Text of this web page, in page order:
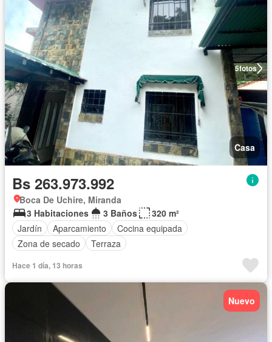
5fotos
Casa
Bs 263.973.992
Boca De Uchire, Miranda
3 Habitaciones
3 Baños
320 m²
Jardín
Aparcamiento
Cocina equipada
Zona de secado
Terraza
Hace 1 día, 13 horas
Nuevo